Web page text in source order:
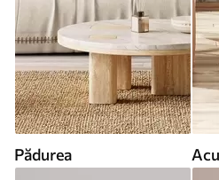
Pădurea